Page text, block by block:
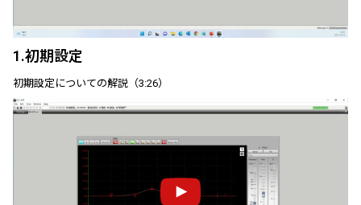
1.初期設定
初期設定についての解説（3:26）